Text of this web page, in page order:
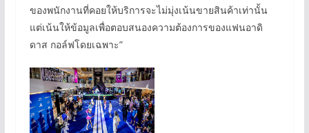
ของพนักงานที่คอยให้บริการจะไม่มุ่งเน้นขายสินค้าเท่านั้น
แต่เน้นให้ข้อมูลเพื่อตอบสนองความต้องการของแฟนอาดิ
ดาส กอล์ฟโดยเฉพาะ”